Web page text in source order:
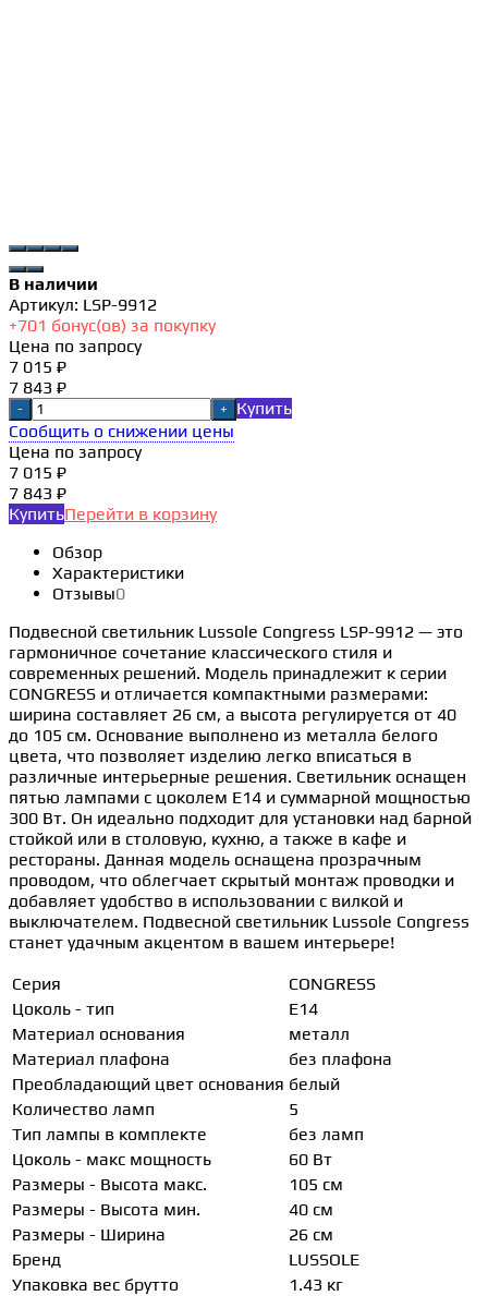
В наличии
Артикул: LSP-9912
+701 бонус(ов) за покупку
Цена по запросу
7 015 ₽
7 843 ₽
- +
Купить
Сообщить о снижении цены
Цена по запросу
7 015 ₽
7 843 ₽
КупитьПерейти в корзину
Обзор
Характеристики
Отзывы0
Подвесной светильник Lussole Congress LSP-9912 — это
гармоничное сочетание классического стиля и
современных решений. Модель принадлежит к серии
CONGRESS и отличается компактными размерами:
ширина составляет 26 см, а высота регулируется от 40
до 105 см. Основание выполнено из металла белого
цвета, что позволяет изделию легко вписаться в
различные интерьерные решения. Светильник оснащен
пятью лампами с цоколем E14 и суммарной мощностью
300 Вт. Он идеально подходит для установки над барной
стойкой или в столовую, кухню, а также в кафе и
рестораны. Данная модель оснащена прозрачным
проводом, что облегчает скрытый монтаж проводки и
добавляет удобство в использовании с вилкой и
выключателем. Подвесной светильник Lussole Congress
станет удачным акцентом в вашем интерьере!
Серия
CONGRESS
Цоколь - тип
E14
Материал основания
металл
Материал плафона
без плафона
Преобладающий цвет основания белый
Количество ламп
5
Тип лампы в комплекте
без ламп
Цоколь - макс мощность
60 Вт
Размеры - Высота макс.
105 см
Размеры - Высота мин.
40 см
Размеры - Ширина
26 см
Бренд
LUSSOLE
Упаковка вес брутто
1.43 кг